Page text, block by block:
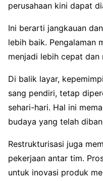
perusahaan kini dapat
Ini berarti jangkauan
lebih baik. Pengalaman
menjadi lebih cepat dan
Di balik layar,
sang pendiri, tetap
sehari-hari. Hal ini
budaya yang telah
Restrukturisasi juga
pekerjaan antar tim.
untuk inovasi produk